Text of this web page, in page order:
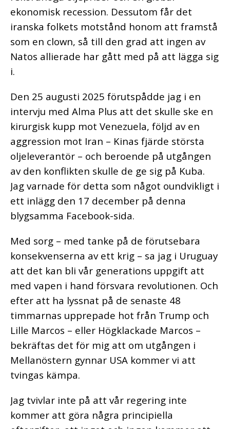
ekonomisk recession. Dessutom får det
iranska folkets motstånd honom att framstå
som en clown, så till den grad att ingen av
Natos allierade har gått med på att lägga sig
i.
Den 25 augusti 2025 förutspådde jag i en
intervju med Alma Plus att det skulle ske en
kirurgisk kupp mot Venezuela, följd av en
aggression mot Iran – Kinas fjärde största
oljeleverantör – och beroende på utgången
av den konflikten skulle de ge sig på Kuba.
Jag varnade för detta som något oundvikligt i
ett inlägg den 17 december på denna
blygsamma Facebook-sida.
Med sorg – med tanke på de förutsebara
konsekvenserna av ett krig – sa jag i Uruguay
att det kan bli vår generations uppgift att
med vapen i hand försvara revolutionen. Och
efter att ha lyssnat på de senaste 48
timmarnas upprepade hot från Trump och
Lille Marcos – eller Högklackade Marcos –
bekräftas det för mig att om utgången i
Mellanöstern gynnar USA kommer vi att
tvingas kämpa.
Jag tvivlar inte på att vår regering inte
kommer att göra några principiella